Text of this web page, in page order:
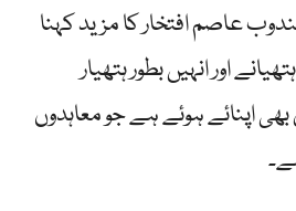
عاصم افتخار کا مزید کہنا
اور انہیں بطور ہتھیار
اپنائے ہوئے ہے جو معاہدوں